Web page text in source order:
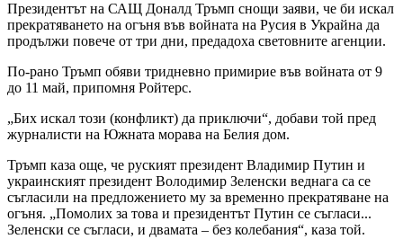
Президентът на САЩ Доналд Тръмп снощи заяви, че би искал
прекратяването на огъня във войната на Русия в Украйна да
продължи повече от три дни, предадоха световните агенции.
По-рано Тръмп обяви тридневно примирие във войната от 9
до 11 май, припомня Ройтерс.
„Бих искал този (конфликт) да приключи“, добави той пред
журналисти на Южната морава на Белия дом.
Тръмп каза още, че руският президент Владимир Путин и
украинският президент Володимир Зеленски веднага са се
съгласили на предложението му за временно прекратяване на
огъня. „Помолих за това и президентът Путин се съгласи...
Зеленски се съгласи, и двамата – без колебания“, каза той.